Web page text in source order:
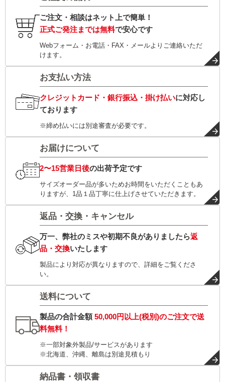
ご注文・相談はネット上で簡単！
正式ご発注までは無料で安心です
Webフォーム・お電話・FAX・メールよりご連絡いただ
けます。
お支払い方法
クレジットカード・銀行振込・掛け払いに対応し
ております
※締め払いには別途審査が必要です。
お届けについて
2〜15営業日後の出荷予定です
サイズオーダー品が多いためお時間をいただくこともあ
りますが、1品１品丁寧に仕上げさせていただきます。
返品・交換・キャンセル
万一、弊社のミスや初期不良がありましたら返
品・交換いたします
製品により対応が異なりますので、詳細をご覧くださ
い。
送料について
製品の合計金額50,000円以上(税別)のご注文で送
料無料！
※一部対象外製品/サービスがあります
※北海道、沖縄、離島は別途見積もり
納品書・領収書